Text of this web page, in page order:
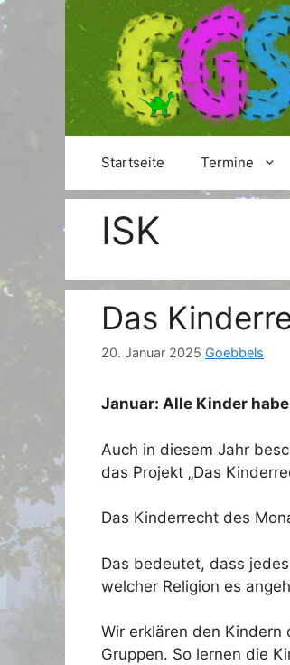
Zum
Inhalt
springen
Startseite Termine
ISK
Das
20. Januar 2025 Goebbels
Januar: Alle Kinder
Auch in diesem Jahr
das Projekt „Das
Das Kinderrecht des
Das bedeutet, dass
welcher Religion es
Wir erklären den Kindern
Gruppen. So lernen die